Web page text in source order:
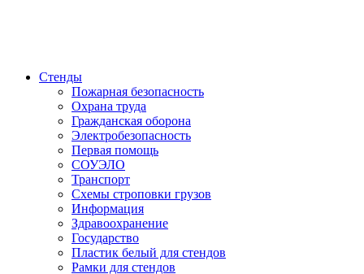
Стенды
Пожарная безопасность
Охрана труда
Гражданская оборона
Электробезопасность
Первая помощь
СОУЭЛО
Транспорт
Схемы строповки грузов
Информация
Здравоохранение
Государство
Пластик белый для стендов
Рамки для стендов